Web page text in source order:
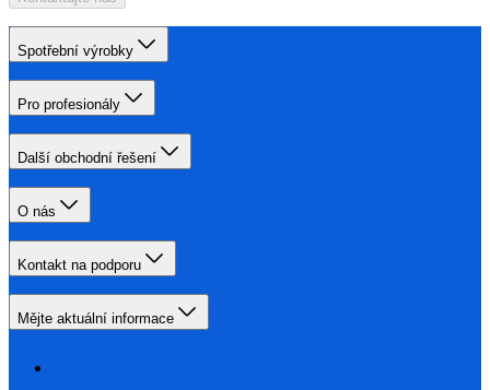
Spotřební výrobky
Pro profesionály
Další obchodní řešení
O nás
Kontakt na podporu
Mějte aktuální informace